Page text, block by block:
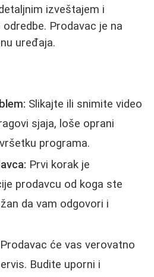
izveštajem i
Prodavac je na
uređaja.
Slikajte ili snimite video
sjaja, loše oprani
programa.
Prvi korak je
prodavcu od koga ste
da vam odgovori i
Prodavac će vas verovatno
Budite uporni i